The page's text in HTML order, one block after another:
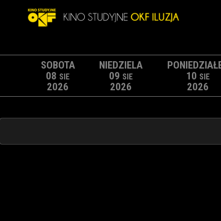
SOBOTA
08 SIE
2026
NIEDZIELA
09 SIE
2026
10 SIE
2026